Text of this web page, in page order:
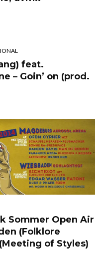
feat.
– Goin’ on (prod.
Sommer Open Air
(Folklore
of Styles)